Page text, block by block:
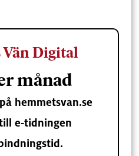
Vän Digital
månad
hemmetsvan.se
e-tidningen